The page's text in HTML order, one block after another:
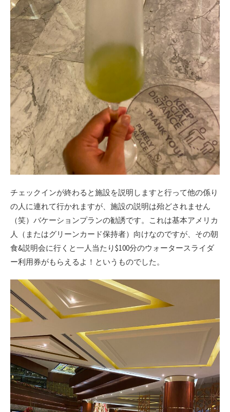
チェックインが終わると施設を説明しますと行って他の係り
の人に連れて行かれますが、施設の説明は殆どされません
（笑）バケーションプランの勧誘です。これは基本アメリカ
人（またはグリーンカード保持者）向けなのですが、その朝
食&説明会に行くと一人当たり$100分のウォータースライダ
ー利用券がもらえるよ！というものでした。